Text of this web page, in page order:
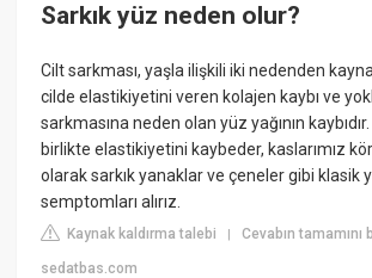
Sarkık yüz neden olur?
Cilt sarkması, yaşla ilişkili iki nedenden
cilde elastikiyetini veren kolajen kaybı ve
sarkmasına neden olan yüz yağının
birlikte elastikiyetini kaybeder, kaslarımız
olarak sarkık yanaklar ve çeneler gibi klasik
semptomları alırız.
Kaynak kaldırma talebi |Cevabın tamamını
sedatbas.com